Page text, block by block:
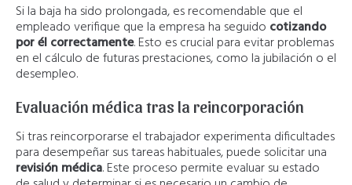
Si la baja ha sido prolongada, es recomendable que el
empleado verifique que la empresa ha seguido cotizando
por él correctamente. Esto es crucial para evitar problemas
en el cálculo de futuras prestaciones, como la jubilación o el
desempleo.
Evaluación médica tras la reincorporación
Si tras reincorporarse el trabajador experimenta dificultades
para desempeñar sus tareas habituales, puede solicitar una
revisión médica. Este proceso permite evaluar su estado